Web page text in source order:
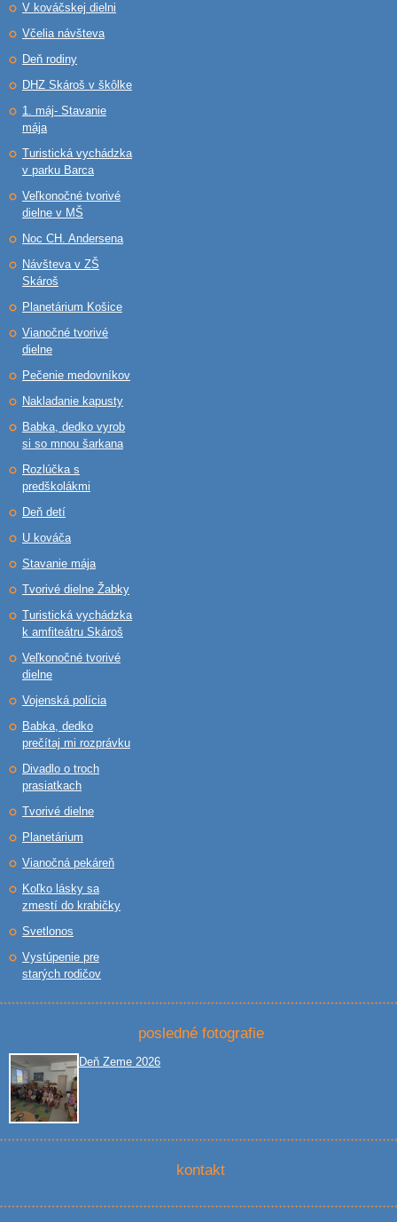
V kováčskej dielni
Včelia návšteva
Deň rodiny
DHZ Skároš v škôlke
1. máj- Stavanie
mája
Turistická vychádzka
v parku Barca
Veľkonočné tvorivé
dielne v MŠ
Noc CH. Andersena
Návšteva v ZŠ
Skároš
Planetárium Košice
Vianočné tvorivé
dielne
Pečenie medovníkov
Nakladanie kapusty
Babka, dedko vyrob
si so mnou šarkana
Rozlúčka s
predškolákmi
Deň detí
U kováča
Stavanie mája
Tvorivé dielne Žabky
Turistická vychádzka
k amfiteátru Skároš
Veľkonočné tvorivé
dielne
Vojenská polícia
Babka, dedko
prečítaj mi rozprávku
Divadlo o troch
prasiatkach
Tvorivé dielne
Planetárium
Vianočná pekáreň
Koľko lásky sa
zmestí do krabičky
Svetlonos
Vystúpenie pre
starých rodičov
posledné fotografie
Deň Zeme 2026
kontakt